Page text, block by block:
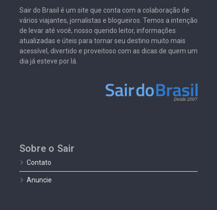
Sair do Brasil é um site que conta com a colaboração de
vários viajantes, jornalistas e blogueiros. Temos a intenção
de levar até você, nosso querido leitor, informações
atualizadas e úteis para tornar seu destino muito mais
acessível, divertido e proveitoso com as dicas de quem um
dia já esteve por lá.
Sobre o Sair
Contato
Anuncie